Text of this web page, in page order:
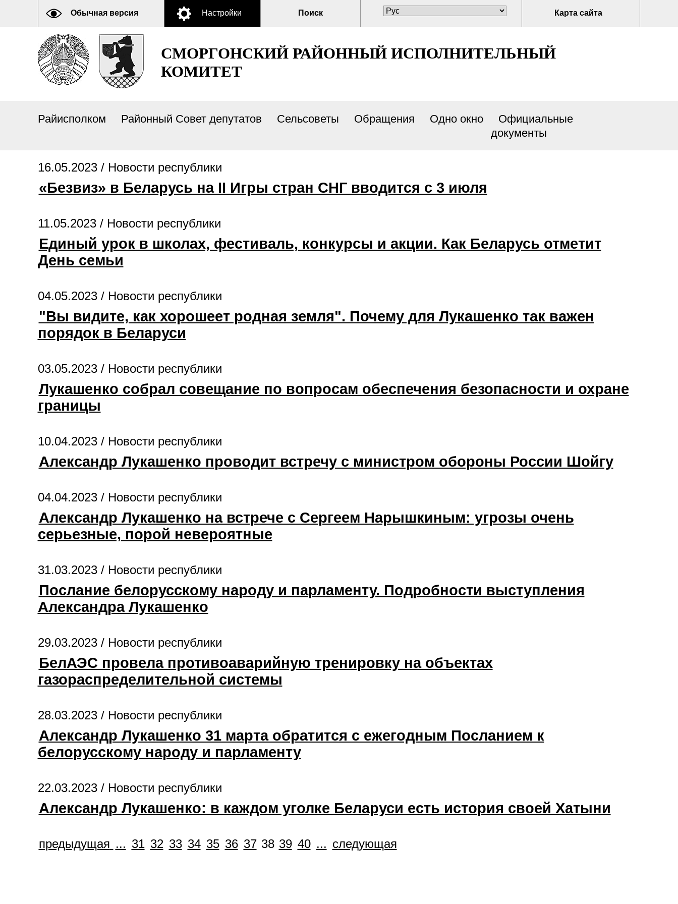
Обычная версия Настройки Поиск Карта сайта
СМОРГОНСКИЙ РАЙОННЫЙ ИСПОЛНИТЕЛЬНЫЙ
КОМИТЕТ
Райисполком Районный Совет депутатов Сельсоветы Обращения Одно окно
Официальные
документы
16.05.2023 / Новости республики
«Безвиз» в Беларусь на II Игры стран СНГ вводится с 3 июля
11.05.2023 / Новости республики
Единый урок в школах, фестиваль, конкурсы и акции. Как Беларусь отметит
День семьи
04.05.2023 / Новости республики
"Вы видите, как хорошеет родная земля". Почему для Лукашенко так важен
порядок в Беларуси
03.05.2023 / Новости республики
Лукашенко собрал совещание по вопросам обеспечения безопасности и охране
границы
10.04.2023 / Новости республики
Александр Лукашенко проводит встречу с министром обороны России Шойгу
04.04.2023 / Новости республики
Александр Лукашенко на встрече с Сергеем Нарышкиным: угрозы очень
серьезные, порой невероятные
31.03.2023 / Новости республики
Послание белорусскому народу и парламенту. Подробности выступления
Александра Лукашенко
29.03.2023 / Новости республики
БелАЭС провела противоаварийную тренировку на объектах
газораспределительной системы
28.03.2023 / Новости республики
Александр Лукашенко 31 марта обратится с ежегодным Посланием к
белорусскому народу и парламенту
22.03.2023 / Новости республики
Александр Лукашенко: в каждом уголке Беларуси есть история своей Хатыни
предыдущая ... 31 32 33 34 35 36 37 38 39 40 ... следующая